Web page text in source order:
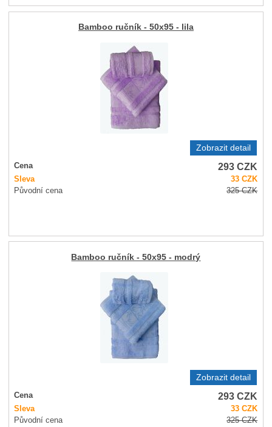
Bamboo ručník - 50x95 - lila
Zobrazit detail
Cena 293CZK
Sleva 33CZK
Původní cena
325CZK
Bamboo ručník - 50x95 - modrý
Zobrazit detail
Cena 293CZK
Sleva 33CZK
Původní cena
325CZK